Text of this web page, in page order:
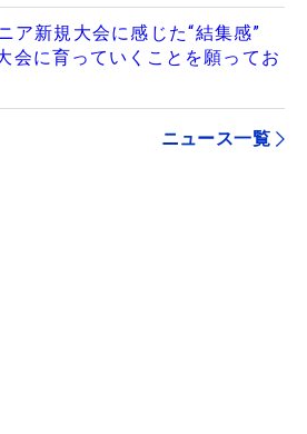
ア新規大会に感じた“結集感”
会に育っていくことを願ってお
ニュース一覧